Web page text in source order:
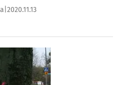
2020.11.13